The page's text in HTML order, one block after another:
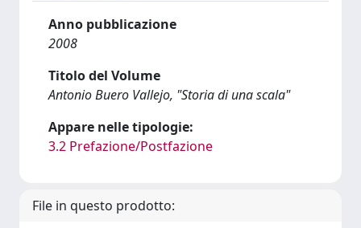
Anno pubblicazione
2008
Titolo del Volume
Antonio Buero Vallejo, "Storia di una scala"
Appare nelle tipologie:
3.2 Prefazione/Postfazione
File in questo prodotto: